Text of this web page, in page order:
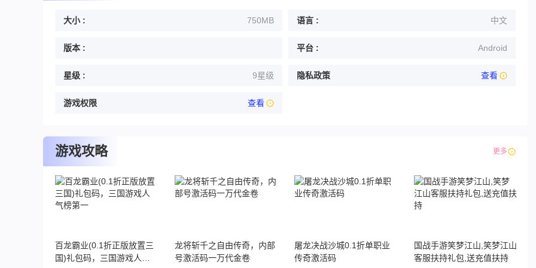
大小 : 750MB 语言 : 中文
版本 : 平台 : Android
星级 : 9星级 隐私政策 查看
游戏权限 查看
游戏攻略 更多
百龙霸业(0.1折正版放置三
国)礼包码，三国游戏人气
龙将斩千之自由传奇，内部
号激活码一万代金卷
屠龙决战沙城0.1折单职业
传奇激活码
国战手游笑梦江山,笑梦江山
客服扶持礼包,送充值扶持